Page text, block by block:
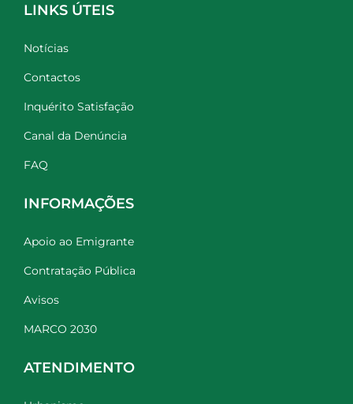
LINKS ÚTEIS
Notícias
Contactos
Inquérito Satisfação
Canal da Denúncia
FAQ
INFORMAÇÕES
Apoio ao Emigrante
Contratação Pública
Avisos
MARCO 2030
ATENDIMENTO